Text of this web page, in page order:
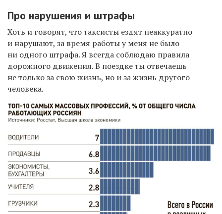
Про нарушения и штрафы
Хоть и говорят, что таксисты ездят неаккуратно
и нарушают, за время работы у меня не было
ни одного штрафа. Я всегда соблюдаю правила
дорожного движения.В поездке ты отвечаешь
не только за свою жизнь, но и за жизнь другого
человека.